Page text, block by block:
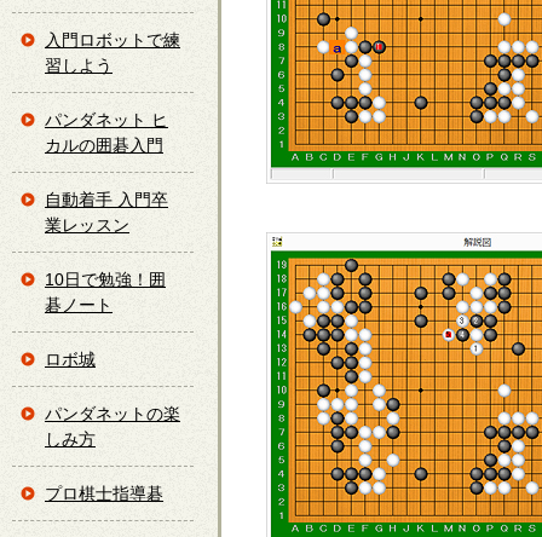
入門ロボットで練
習しよう
パンダネット ヒ
カルの囲碁入門
自動着手 入門卒
業レッスン
10日で勉強！囲
碁ノート
ロボ城
パンダネットの楽
しみ方
プロ棋士指導碁